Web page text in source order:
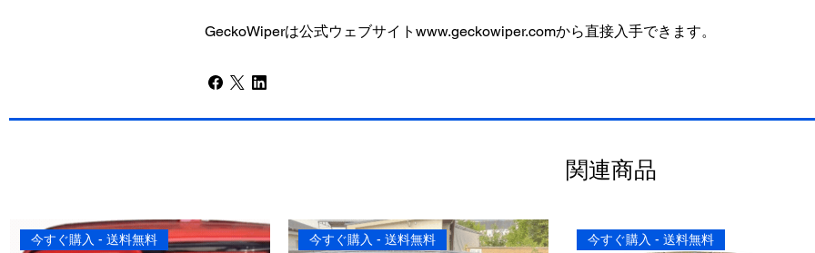
GeckoWiperは公式ウェブサイトwww.geckowiper.comから直接入手できます。
関連商品
今すぐ購入 - 送料無料 今すぐ購入 - 送料無料 今すぐ購入 - 送料無料